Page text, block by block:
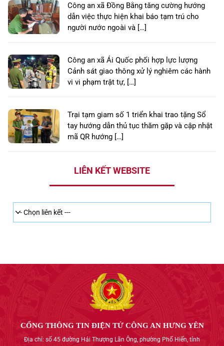
Công an xã Đồng Bằng tăng cường hướng
dẫn việc thực hiện khai báo tạm trú cho
người nước ngoài và […]
Công an xã Ái Quốc phối hợp lực lượng
Cảnh sát giao thông xử lý nghiêm các hành
vi vi phạm trật tự, […]
Trại tạm giam số 1 triển khai trao tặng Sổ
tay hướng dẫn thủ tục thăm gặp và cập nhật
mã QR hướng […]
LIÊN KẾT WEBSITE
CỔNG THÔNG TIN ĐIỆN TỬ CÔNG AN HƯNG YÊN
Địa chỉ: số 45 đường Hải Thượng Lãn Ông, phường Phố Hiến, tỉnh